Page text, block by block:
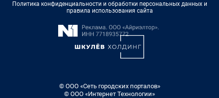
Политика конфиденциальности и обработки персональных данных и
правила использования сайта
© ООО «Сеть городских порталов»
© ООО «Интернет Технологии»